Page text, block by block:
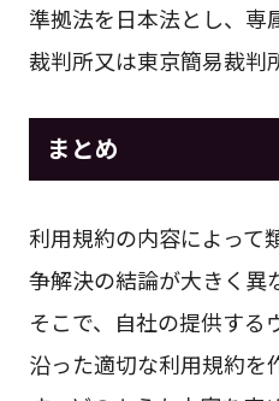
準拠法を日本法とし、専
裁判所又は東京簡易裁判
まとめ
利用規約の内容によって
争解決の結論が大きく異
そこで、自社の提供する
沿った適切な利用規約を